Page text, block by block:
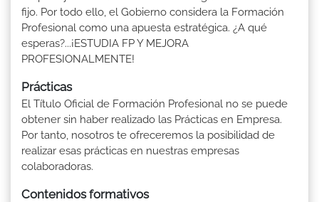
fijo. Por todo ello, el Gobierno considera la Formación
Profesional como una apuesta estratégica. ¿A qué
esperas?...¡ESTUDIA FP Y MEJORA
PROFESIONALMENTE!
Prácticas
El Título Oficial de Formación Profesional no se puede
obtener sin haber realizado las Prácticas en Empresa.
Por tanto, nosotros te ofreceremos la posibilidad de
realizar esas prácticas en nuestras empresas
colaboradoras.
Contenidos formativos